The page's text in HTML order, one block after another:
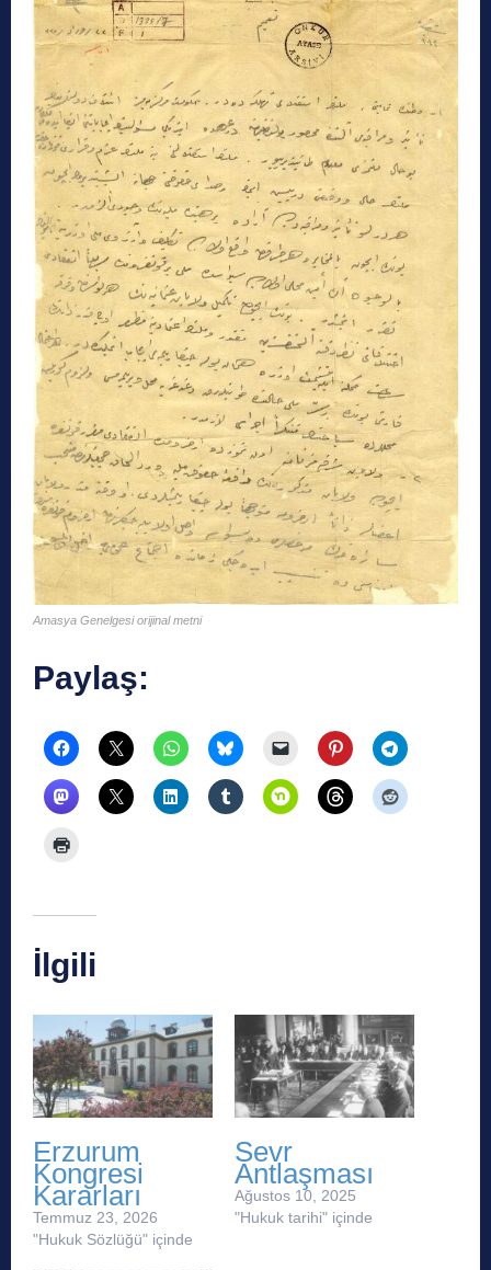
Amasya Genelgesi orijinal metni
Paylaş:
İlgili
Erzurum
Kongresi
Kararları
Temmuz 23, 2026
"Hukuk Sözlüğü" içinde
Sevr
Antlaşması
Ağustos 10, 2025
"Hukuk tarihi" içinde